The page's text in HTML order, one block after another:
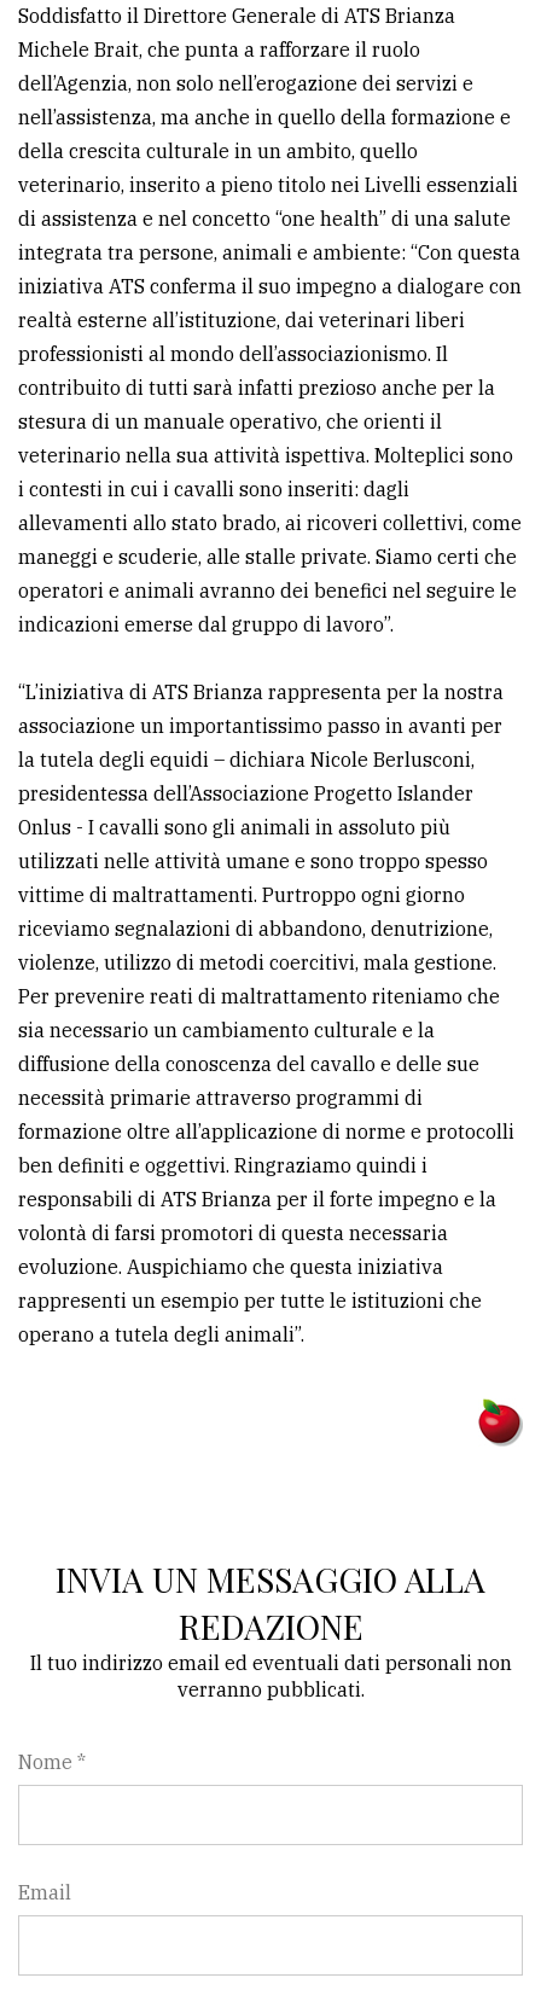
Soddisfatto il Direttore Generale di ATS Brianza
Michele Brait, che punta a rafforzare il ruolo
dell’Agenzia, non solo nell’erogazione dei servizi e
nell’assistenza, ma anche in quello della formazione e
della crescita culturale in un ambito, quello
veterinario, inserito a pieno titolo nei Livelli essenziali
di assistenza e nel concetto “one health” di una salute
integrata tra persone, animali e ambiente: “Con questa
iniziativa ATS conferma il suo impegno a dialogare con
realtà esterne all’istituzione, dai veterinari liberi
professionisti al mondo dell’associazionismo. Il
contribuito di tutti sarà infatti prezioso anche per la
stesura di un manuale operativo, che orienti il
veterinario nella sua attività ispettiva. Molteplici sono
i contesti in cui i cavalli sono inseriti: dagli
allevamenti allo stato brado, ai ricoveri collettivi, come
maneggi e scuderie, alle stalle private. Siamo certi che
operatori e animali avranno dei benefici nel seguire le
indicazioni emerse dal gruppo di lavoro”.
“L’iniziativa di ATS Brianza rappresenta per la nostra
associazione un importantissimo passo in avanti per
la tutela degli equidi – dichiara Nicole Berlusconi,
presidentessa dell’Associazione Progetto Islander
Onlus - I cavalli sono gli animali in assoluto più
utilizzati nelle attività umane e sono troppo spesso
vittime di maltrattamenti. Purtroppo ogni giorno
riceviamo segnalazioni di abbandono, denutrizione,
violenze, utilizzo di metodi coercitivi, mala gestione.
Per prevenire reati di maltrattamento riteniamo che
sia necessario un cambiamento culturale e la
diffusione della conoscenza del cavallo e delle sue
necessità primarie attraverso programmi di
formazione oltre all’applicazione di norme e protocolli
ben definiti e oggettivi. Ringraziamo quindi i
responsabili di ATS Brianza per il forte impegno e la
volontà di farsi promotori di questa necessaria
evoluzione. Auspichiamo che questa iniziativa
rappresenti un esempio per tutte le istituzioni che
operano a tutela degli animali”.
INVIA UN MESSAGGIO ALLA
REDAZIONE
Il tuo indirizzo email ed eventuali dati personali non
verranno pubblicati.
Nome *
Email